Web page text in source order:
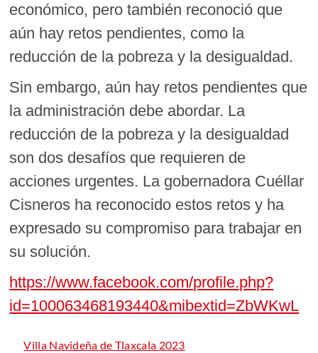
económico, pero también reconoció que
aún hay retos pendientes, como la
reducción de la pobreza y la desigualdad.
Sin embargo, aún hay retos pendientes que
la administración debe abordar. La
reducción de la pobreza y la desigualdad
son dos desafíos que requieren de
acciones urgentes. La gobernadora Cuéllar
Cisneros ha reconocido estos retos y ha
expresado su compromiso para trabajar en
su solución.
https://www.facebook.com/profile.php?
id=100063468193440&mibextid=ZbWKwL
Villa Navideña de Tlaxcala 2023